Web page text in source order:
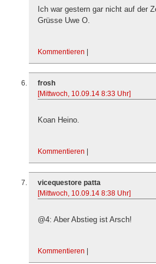
Ich war gestern gar nicht auf der
Grüsse Uwe O.
Kommentieren |
frosh
[Mittwoch, 10.09.14 8:33 Uhr]
Koan Heino.
Kommentieren |
vicequestore patta
[Mittwoch, 10.09.14 8:38 Uhr]
@4: Aber Abstieg ist Arsch!
Kommentieren |